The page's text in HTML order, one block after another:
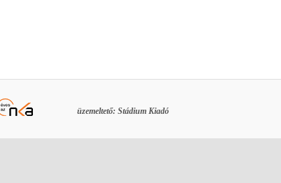
üzemeltető: Stádium Kiadó